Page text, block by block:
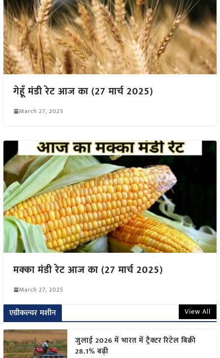
गेहूँ मंडी रेट आज का (27 मार्च 2025)
March 27, 2025
मक्का मंडी रेट आज का (27 मार्च 2025)
March 27, 2025
एग्रीकल्चर मशीन View All
जुलाई 2026 में भारत में ट्रैक्टर रिटेल बिक्री
28.1% बढ़ी